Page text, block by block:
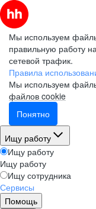
Мы используем
правильную работу
сетевой трафик.
Правила
Мы используем
файлов cookie
Понятно
Ищу работу
Ищу работу
Ищу работу
Ищу сотрудника
Сервисы
Помощь